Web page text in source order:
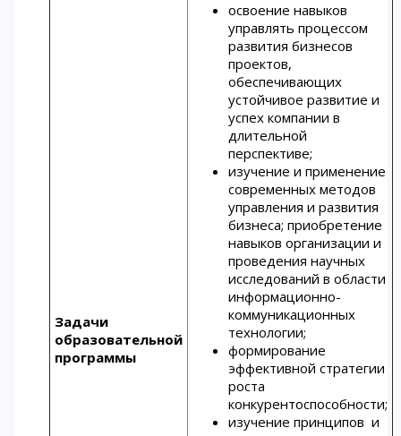
Задачи
образовательной
программы
освоение навыков
управлять процессом
развития бизнесов
проектов,
обеспечивающих
устойчивое развитие и
успех компании в
длительной
перспективе;
изучение и применение
современных методов
управления и развития
бизнеса; приобретение
навыков организации и
проведения научных
исследований в области
информационно-
коммуникационных
технологии;
формирование
эффективной стратегии
роста
конкурентоспособности;
изучение принципов и